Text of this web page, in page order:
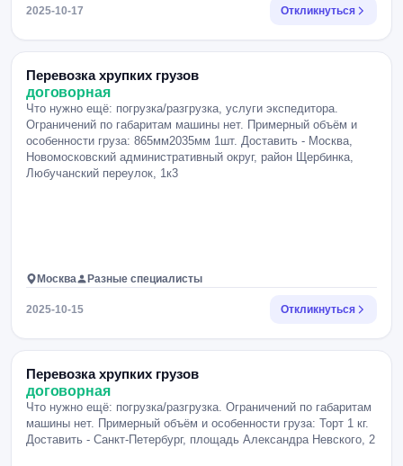
2025-10-17 Откликнуться
Перевозка хрупких грузов
договорная
Что нужно ещё: погрузка/разгрузка, услуги экспедитора.
Ограничений по габаритам машины нет. Примерный объём и
особенности груза: 865мм2035мм 1шт. Доставить - Москва,
Новомосковский административный округ, район Щербинка,
Любучанский переулок, 1к3
Москва Разные специалисты
2025-10-15 Откликнуться
Перевозка хрупких грузов
договорная
Что нужно ещё: погрузка/разгрузка. Ограничений по габаритам
машины нет. Примерный объём и особенности груза: Торт 1 кг.
Доставить - Санкт-Петербург, площадь Александра Невского, 2